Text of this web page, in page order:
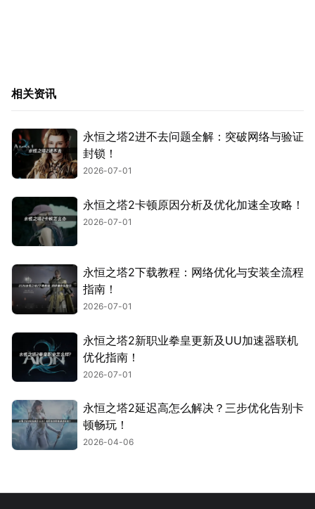
相关资讯
永恒之塔2进不去问题全解：突破网络与验证
封锁！
2026-07-01
永恒之塔2卡顿原因分析及优化加速全攻略！
2026-07-01
永恒之塔2下载教程：网络优化与安装全流程
指南！
2026-07-01
永恒之塔2新职业拳皇更新及UU加速器联机
优化指南！
2026-07-01
永恒之塔2延迟高怎么解决？三步优化告别卡
顿畅玩！
2026-04-06